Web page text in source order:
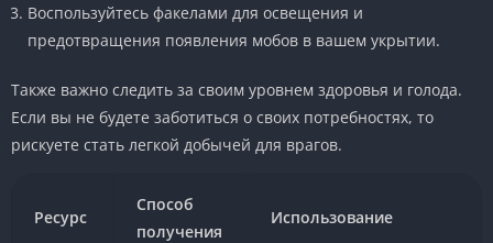
Воспользуйтесь факелами для освещения и
предотвращения появления мобов в вашем укрытии.
Также важно следить за своим уровнем здоровья и голода.
Если вы не будете заботиться о своих потребностях, то
рискуете стать легкой добычей для врагов.
Ресурс
Способ
получения
Использование